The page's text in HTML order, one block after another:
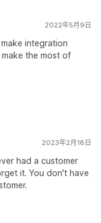
2022年5月9日
integration
the most of
2023年2月18日
had a customer
it. You don't have